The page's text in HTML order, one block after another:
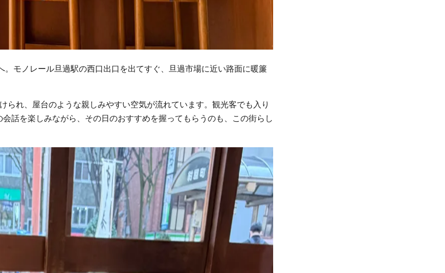
モノレール旦過駅の西口出口を出てすぐ、旦過市場に近い路面に暖簾
れ、屋台のような親しみやすい空気が流れています。観光客でも入り
話を楽しみながら、その日のおすすめを握ってもらうのも、この街らし